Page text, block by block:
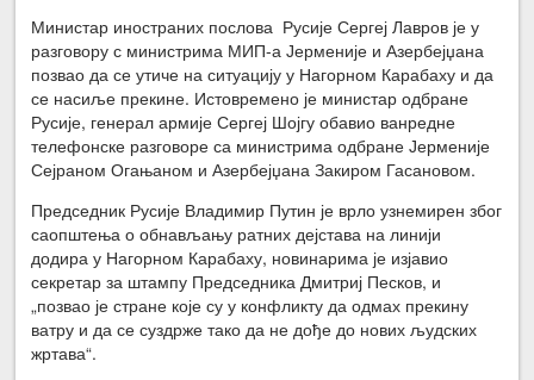
Министар иностраних послова Русије Сергеј Лавров је у
разговору с министрима МИП-а Јерменије и Азербејџана
позвао да се утиче на ситуацију у Нагорном Карабаху и да
се насиље прекине. Истовремено је министар одбране
Русије, генерал армије Сергеј Шојгу обавио ванредне
телефонске разговоре са министрима одбране Јерменије
Сејраном Огањаном и Азербејџана Закиром Гасановом.
Председник Русије Владимир Путин је врло узнемирен због
саопштења о обнављању ратних дејстава на линији
додира у Нагорном Карабаху, новинарима је изјавио
секретар за штампу Председника Дмитриј Песков, и
„позвао је стране које су у конфликту да одмах прекину
ватру и да се суздрже тако да не дође до нових људских
жртава“.